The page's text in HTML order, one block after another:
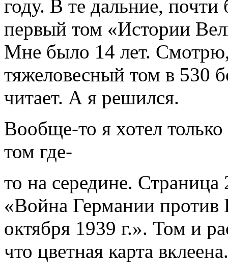
году. В те дальние,
первый том «Истории
Мне было 14 лет. Смотрю,
тяжеловесный том в 530
читает. А я решился.
Вообще-то я хотел
том где-
то на середине. Страница
«Война Германии
октября 1939 г.». Том и
что цветная карта вклеена.